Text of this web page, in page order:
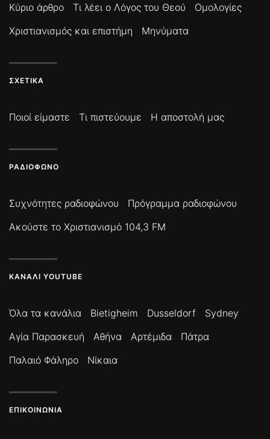
Κύριο άρθρο Τι λέει ο Λόγος του Θεού
Ομολογίες
Χριστιανισμός και επιστήμη
Μηνύματα
ΣΧΕΤΙΚΆ
Ποιοί είμαστε Τι πιστεύουμε Η αποστολή μας
ΡΑΔΙΌΦΩΝΟ
Συχνότητες ραδιοφώνου
Πρόγραμμα ραδιοφώνου
Ακούστε το Χριστιανισμό 104,3 FM
ΚΑΝΆΛΙ YOUTUBE
Όλα τα κανάλια Bietigheim Dusseldorf
Sydney
Αγία Παρασκευή
Αθήνα Αρτέμιδα
Πάτρα
Παλαιό Φάληρο
Νίκαια
ΕΠΙΚΟΙΝΩΝΊΑ